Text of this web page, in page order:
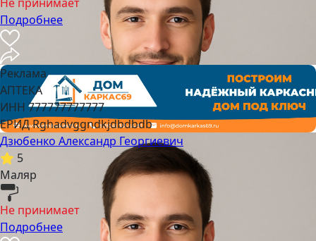
Подробнее
Реклама
АПТЕКА
ИНН 777777777777
ЕРИД Rghadvggndkjdbdbdb
Дзюбенко Александр Георгиевич
5
Маляр
Не принимает
Подробнее